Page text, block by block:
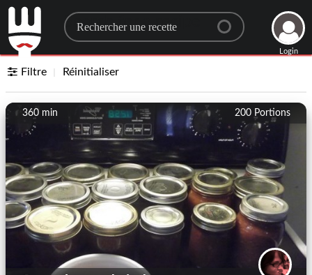
Search for a recipe
Login
Filtre Réinitialiser
200 Portions
360 min